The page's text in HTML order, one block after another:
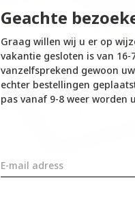
Geachte
Graag willen wij u er op
vakantie gesloten is van 16-
vanzelfsprekend gewoon
echter bestellingen
pas vanaf 9-8 weer worden